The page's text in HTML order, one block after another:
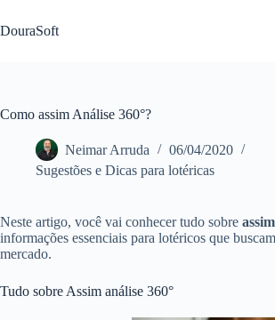
para
o
DouraSoft
Como assim Análise 360°?
Neimar Arruda
06/04/2020
Sugestões e Dicas para lotéricas
Neste artigo, você vai conhecer tudo sobre
informações essenciais para lotéricos que
mercado.
Tudo sobre Assim análise 360°